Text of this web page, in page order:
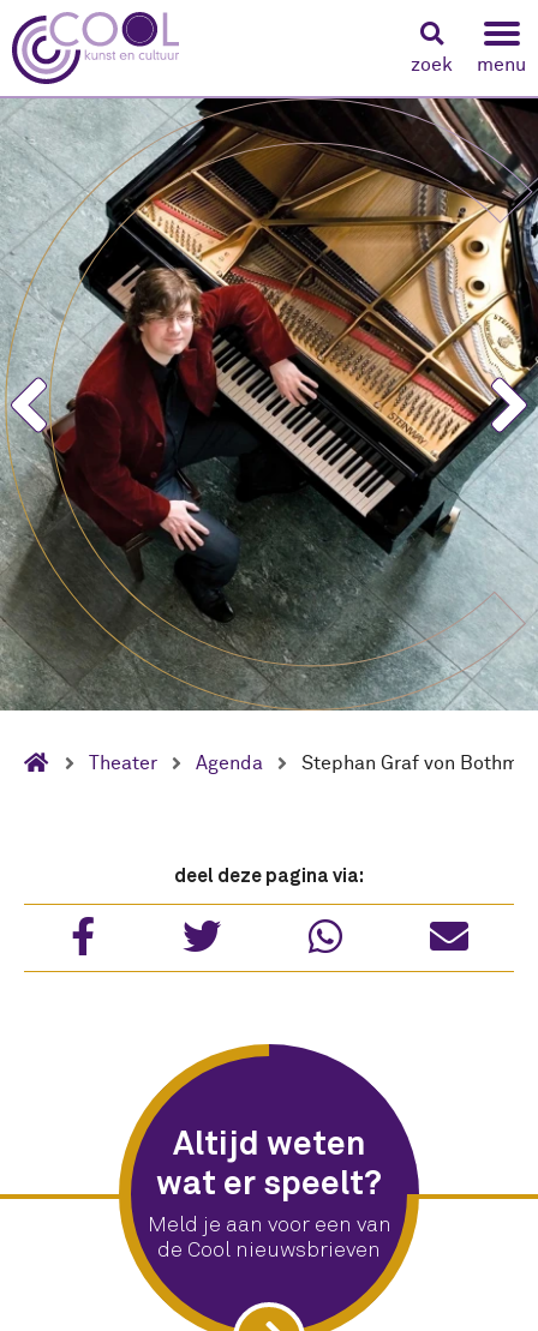
Navigeer naar content
zoek menu
Theater Agenda Stephan Graf von Bothmer
deel deze pagina via:
Altijd weten
wat er speelt?
Meld je aan voor een van
de Cool nieuwsbrieven